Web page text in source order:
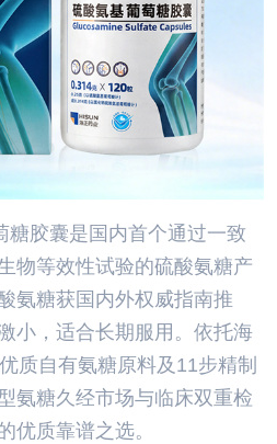
糖胶囊是国内首个通过一致
物等效性试验的硫酸氨糖产
氨糖获国内外权威指南推
小，适合长期服用。依托海
质自有氨糖原料及11步精制
氨糖久经市场与临床双重检
优质靠谱之选。